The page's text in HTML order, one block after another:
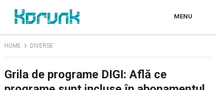
MENU
HOME DIVERSE
Grila de programe DIGI: Află ce